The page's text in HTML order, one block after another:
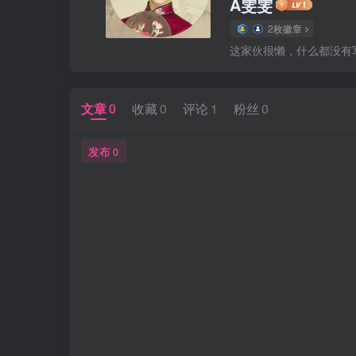
2枚徽章
这家伙很懒，什么都没有
文章0 收藏 0 评论 1 粉丝 0
发布0